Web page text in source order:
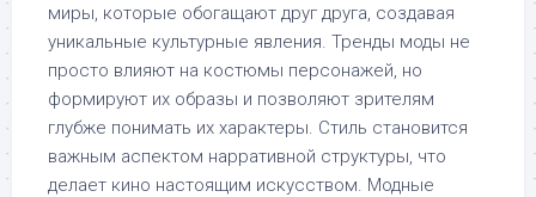
миры, которые обогащают друг друга, создавая
уникальные культурные явления. Тренды моды не
просто влияют на костюмы персонажей, но
формируют их образы и позволяют зрителям
глубже понимать их характеры. Стиль становится
важным аспектом нарративной структуры, что
делает кино настоящим искусством. Модные